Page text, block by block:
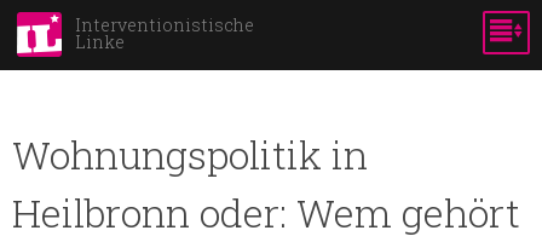
Direkt
Inhalt
Interventionistische
Linke
Wohnungspolitik in
Heilbronn oder: Wem gehört